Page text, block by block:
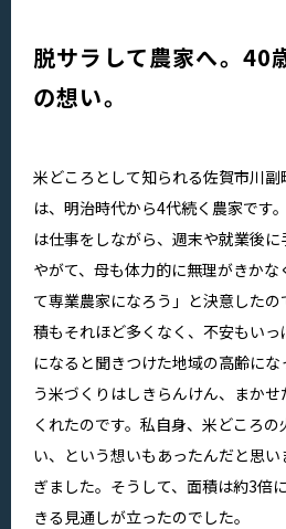
脱サラして農家へ。40
の想い。
米どころとして知られる佐賀市川
は、明治時代から4代続く農家です
は仕事をしながら、週末や就業後に
やがて、母も体力的に無理がきか
て専業農家になろう」と決意した
積もそれほど多くなく、不安もい
になると聞きつけた地域の高齢に
う米づくりはしきらんけん、まか
くれたのです。私自身、米どころ
い、という想いもあったんだと思
ぎました。そうして、面積は約3倍
きる見通しが立ったのでした。